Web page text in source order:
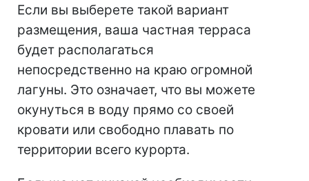
Если вы выберете такой вариант
размещения, ваша частная терраса
будет располагаться
непосредственно на краю огромной
лагуны. Это означает, что вы можете
окунуться в воду прямо со своей
кровати или свободно плавать по
территории всего курорта.